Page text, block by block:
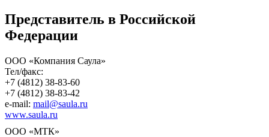
Представитель в Российской
Федерации
ООО «Компания Саула»
Тел/факс:
+7 (4812) 38-83-60
+7 (4812) 38-83-42
e-mail: mail@saula.ru
www.saula.ru
ООО «МТК»